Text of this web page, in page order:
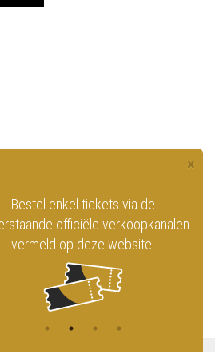
×
Bestel enkel tickets via de
officiële verkoopkanalen
vermeld op deze website.